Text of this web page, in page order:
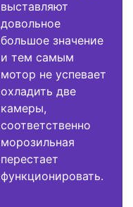
выставляют
довольное
большое значение
и тем самым
мотор не успевает
охладить две
камеры,
соответственно
морозильная
перестает
функционировать.